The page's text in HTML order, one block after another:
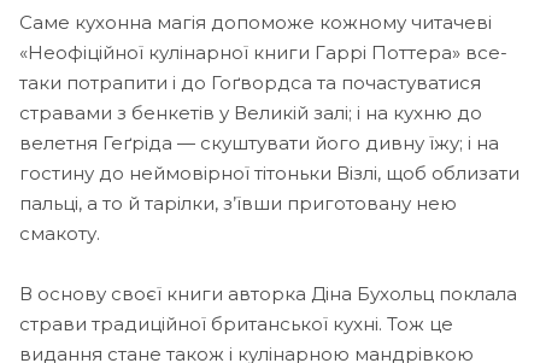
Саме кухонна магія допоможе кожному читачеві
«Неофіційної кулінарної книги Гаррі Поттера» все-
таки потрапити і до Гоґвордса та почастуватися
стравами з бенкетів у Великій залі; і на кухню до
велетня Геґріда — скуштувати його дивну їжу; і на
гостину до неймовірної тітоньки Візлі, щоб облизати
пальці, а то й тарілки, з’ївши приготовану нею
смакоту.
В основу своєї книги авторка Діна Бухольц поклала
страви традиційної британської кухні. Тож це
видання стане також і кулінарною мандрівкою